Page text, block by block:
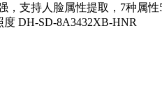
支持人脸属性提取，7种属
DH-SD-8A3432XB-HNR